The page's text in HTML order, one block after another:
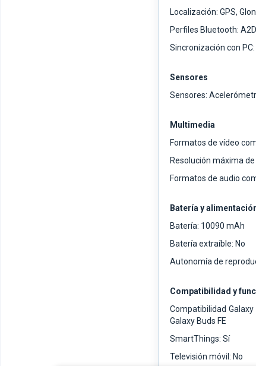
Localización: GPS,
Perfiles Bluetooth:
Sincronización con
Sensores
Sensores:
Multimedia
Formatos de vídeo
Resolución máxima
Formatos de audio
Batería y
Batería: 10090 mAh
Batería extraíble: No
Autonomía de
Compatibilidad y
Compatibilidad Galaxy
Galaxy Buds FE
SmartThings: Sí
Televisión móvil: No